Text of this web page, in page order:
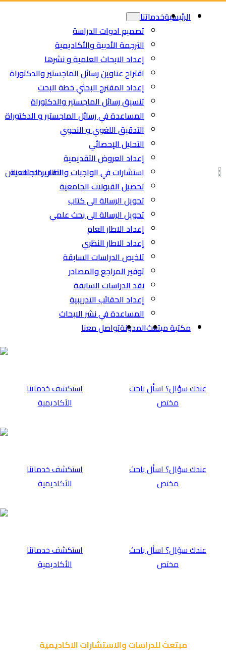
Skip
Skip
الرئيسيةخدماتنا
تصميم ادوات الدراسة
الترجمة الأدبية والأكاديمية
إعداد الابحاث العلمية و نشرها
اقتراح عناوين رسائل الماجستير والدكتوراة
إعداد المقترح البحثي خطة البحث
تنسيق رسائل الماجستير والدكتوراة
المساعدة في رسائل الماجستير و الدكتوراة
التدقيق اللغوي و النحوي
التحليل الإحصائي
إعداد العروض التقديمية
استشارات في الواجبات والتقارير الجامعية
تحصيل القبولات الجامعية
تحويل الرسالة الى كتاب
تحويل الرسالة الى بحث علمي
إعداد الاطار العام
إعداد الاطار النظري
تلخيص الدراسات السابقة
توفير المراجع والمصادر
نقد الدراسات السابقة
إعداد الحقائب التدريبية
المساعدة في نشر الابحاث
مكتبة مبتعثالمدونةتواصل معنا
اطلب خدمتك الان
⁠استكشف خدماتنا
الأكاديمية
عندك سؤال؟ اسأل باحث
مختص
⁠استكشف خدماتنا
الأكاديمية
عندك سؤال؟ اسأل باحث
مختص
⁠استكشف خدماتنا
الأكاديمية
عندك سؤال؟ اسأل باحث
مختص
مبتعث للدراسات والاستشارات الاكاديمية